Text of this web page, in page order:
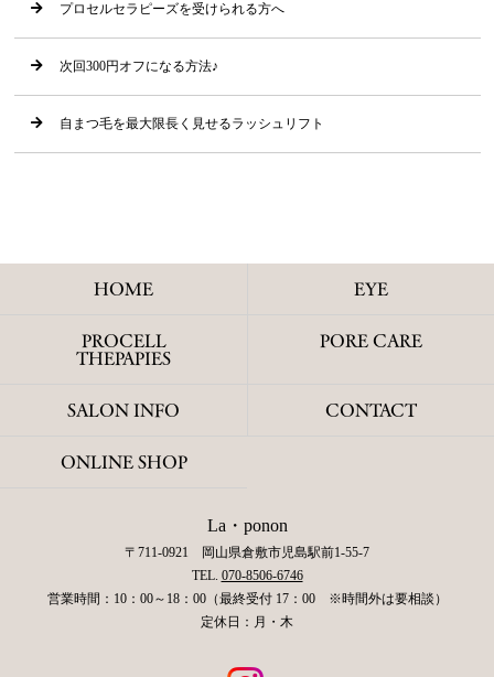
プロセルセラピーズを受けられる方へ
次回300円オフになる方法♪
自まつ毛を最大限長く見せるラッシュリフト
HOME EYE
PROCELL
THEPAPIES
PORE CARE
SALON INFO CONTACT
ONLINE SHOP
La・ponon
〒711-0921 岡山県倉敷市児島駅前1-55-7
TEL. 070-8506-6746
営業時間：10：00～18：00（最終受付 17：00 ※時間外は要相談）
定休日：月・木